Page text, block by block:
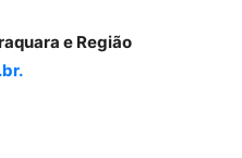
e Região